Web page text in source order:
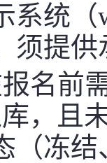
系统（
须提
名前
，且
（冻